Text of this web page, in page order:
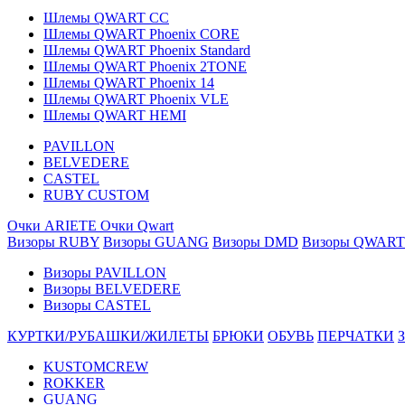
Шлемы QWART CC
Шлемы QWART Phoenix CORE
Шлемы QWART Phoenix Standard
Шлемы QWART Phoenix 2TONE
Шлемы QWART Phoenix 14
Шлемы QWART Phoenix VLE
Шлемы QWART HEMI
PAVILLON
BELVEDERE
CASTEL
RUBY CUSTOM
Очки ARIETE Очки Qwart
Визоры RUBY Визоры GUANG Визоры DMD Визоры QWART
Визоры PAVILLON
Визоры BELVEDERE
Визоры CASTEL
КУРТКИ/РУБАШКИ/ЖИЛЕТЫ БРЮКИ ОБУВЬ ПЕРЧАТКИ
KUSTOMCREW
ROKKER
GUANG